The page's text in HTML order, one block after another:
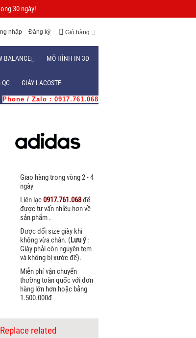
30 ngày!
Giỏ hàng
nhập Đăng ký
BALANCE MÔ HÌNH IN 3D
QC GIÀY LACOSTE
Phone / Zalo : 0917.761.068
Giao hàng trong vòng 2 - 4
ngày
Liên lạc0917.761.068để
được tư vấn nhiều hơn về
sản phẩm .
Được đổi size giày khi
không vừa chân. (Lưu ý:
Giày phải còn nguyên tem
và không bị xước đế).
Miễn phí vận chuyển
thường toàn quốc với đơn
hàng lớn hơn hoặc bằng
1.500.000đ
Replace related